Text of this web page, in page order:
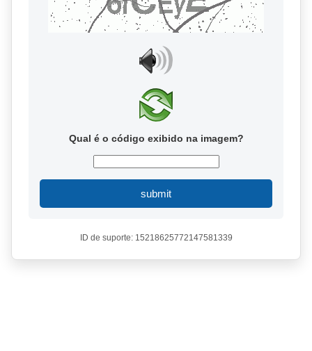
Qual é o código exibido na imagem?
submit
ID de suporte: 15218625772147581339